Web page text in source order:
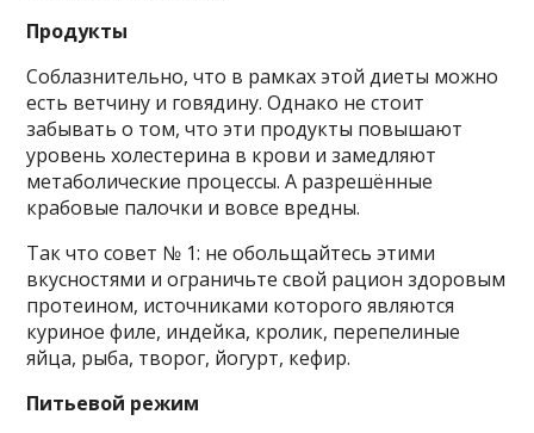
Продукты
Соблазнительно, что в рамках этой диеты можно
есть ветчину и говядину. Однако не стоит
забывать о том, что эти продукты повышают
уровень холестерина в крови и замедляют
метаболические процессы. А разрешённые
крабовые палочки и вовсе вредны.
Так что совет № 1: не обольщайтесь этими
вкусностями и ограничьте свой рацион здоровым
протеином, источниками которого являются
куриное филе, индейка, кролик, перепелиные
яйца, рыба, творог, йогурт, кефир.
Питьевой режим